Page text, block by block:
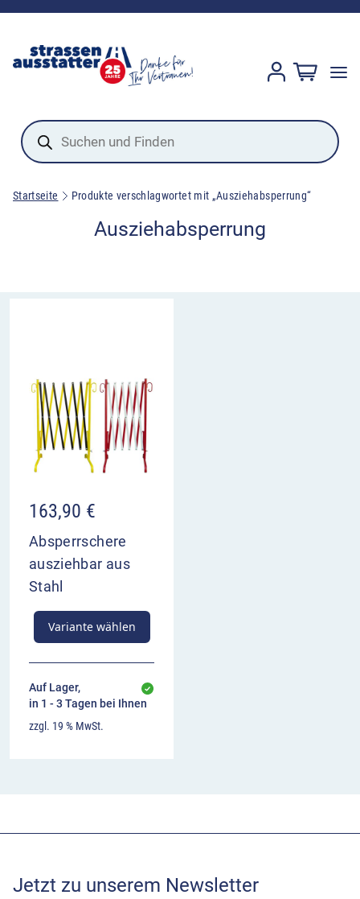
Products
search
Startseite Produkte verschlagwortet mit „Ausziehabsperrung“
Ausziehabsperrung
163,90 €
Absperrschere
ausziehbar aus
Stahl
Variante wählen
Auf Lager,
in 1 - 3 Tagen bei Ihnen
zzgl. 19 % MwSt.
Jetzt zu unserem Newsletter